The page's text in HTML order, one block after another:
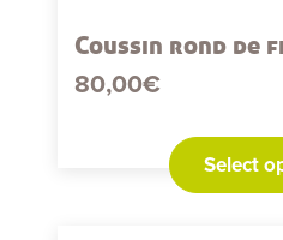
Coussin rond de
80,00€
Select